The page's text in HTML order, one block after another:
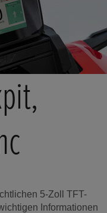
5-Zoll TFT-
Informationen